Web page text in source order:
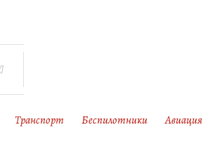
Транспорт Беспилотники Авиация